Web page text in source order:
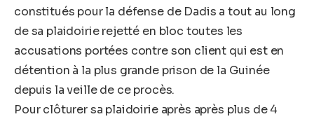
constitués pour la défense de Dadis a tout au long
de sa plaidoirie rejetté en bloc toutes les
accusations portées contre son client qui est en
détention à la plus grande prison de la Guinée
depuis la veille de ce procès.
Pour clôturer sa plaidoirie après après plus de 4